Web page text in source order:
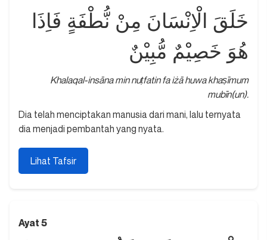
خَلَقَ الْاِنْسَانَ مِنْ نُّطْفَةٍ فَاِذَا
هُوَ خَصِيْمٌ مُّبِيْنٌ
Khalaqal-insāna min nuṭfatin fa iżā huwa khaṣīmum
mubīn(un).
Dia telah menciptakan manusia dari mani, lalu ternyata
dia menjadi pembantah yang nyata.
Lihat Tafsir
Ayat 5